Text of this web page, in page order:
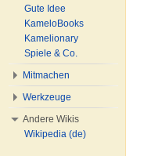
Gute Idee
KameloBooks
Kamelionary
Spiele & Co.
Mitmachen
Werkzeuge
Andere Wikis
Wikipedia (de)